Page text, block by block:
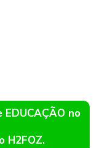
no
H2FOZ.